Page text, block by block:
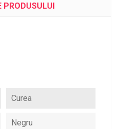
PRODUSULUI
Curea
Negru